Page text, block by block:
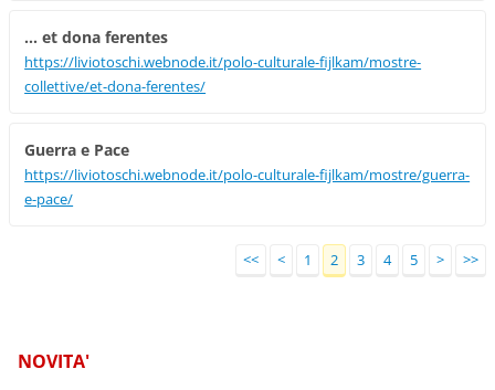
... et dona ferentes
https://liviotoschi.webnode.it/polo-culturale-fijlkam/mostre-
collettive/et-dona-ferentes/
Guerra e Pace
https://liviotoschi.webnode.it/polo-culturale-fijlkam/mostre/guerra-
e-pace/
<< < 1 2 3 4 5 > >>
NOVITA'